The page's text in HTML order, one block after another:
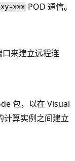
xxx POD 通信。
来建立远程连
包，以在 Visual
算实例之间建立